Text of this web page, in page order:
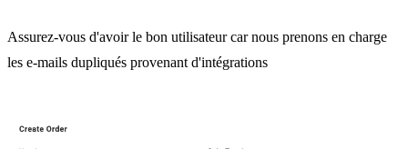
Assurez-vous d'avoir le bon utilisateur car nous prenons en charge
les e-mails dupliqués provenant d'intégrations